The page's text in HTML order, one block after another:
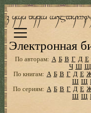
Электронная
По авторам: А Б В Г Д Е
Ч Ш Щ
По книгам: А Б В Г Д Е
Ш Щ
По сериям: А Б В Г Д Е
Ш Щ